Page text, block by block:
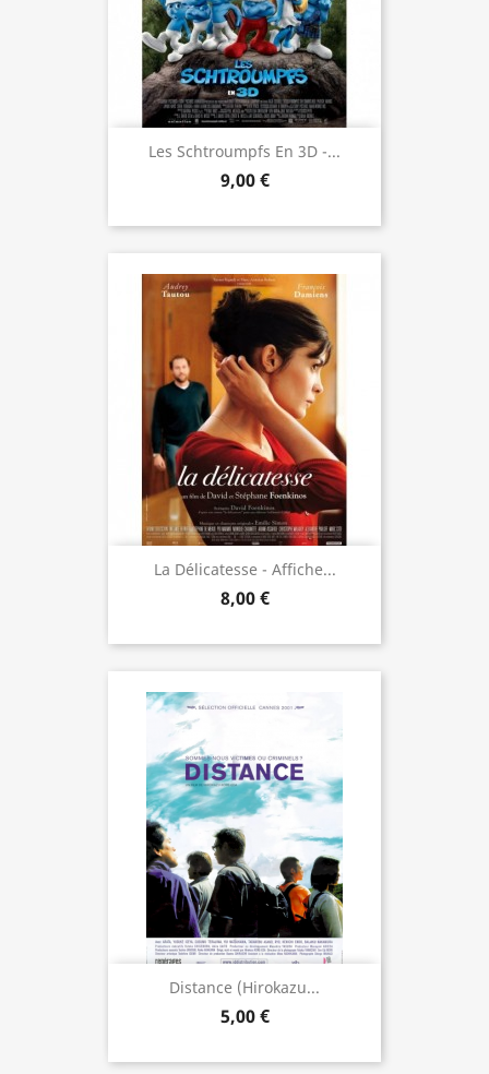
Les Schtroumpfs En 3D -...
9,00 €
La Délicatesse - Affiche...
8,00 €
Distance (Hirokazu...
5,00 €